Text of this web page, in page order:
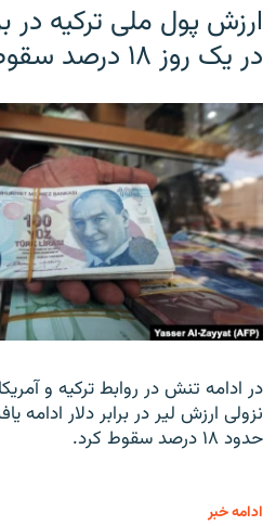
ارزش پول ملی ترکیه در
در یک روز ۱۸ درصد سقوط کرد
در ادامه تنش در روابط ترکیه و
نزولی ارزش لیر در برابر دلار
حدود ۱۸ درصد سقوط کرد.
ادامه خبر